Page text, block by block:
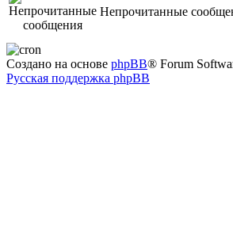
Непрочитанные
Создано на основе phpBB® Forum
Русская поддержка phpBB